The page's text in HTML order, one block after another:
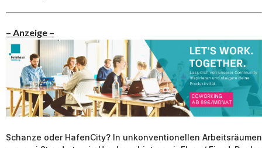
– Anzeige –
Schanze oder HafenCity? In unkonventionellen Arbeitsräumen